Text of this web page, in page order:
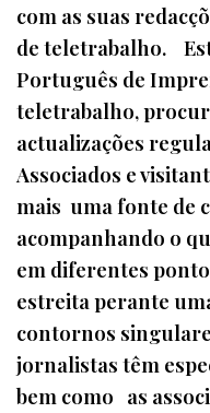
com as suas
de teletrabalho.
Português de
teletrabalho,
actualizações
Associados e
mais uma fonte de
acompanhando o
em diferentes
estreita perante
contornos
jornalistas têm
bem como as